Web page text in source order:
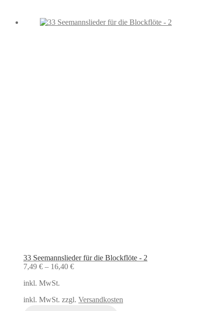
33 Seemannslieder für die Blockflöte - 2
7,49 € – 16,40 €
inkl. MwSt.
inkl. MwSt. zzgl. Versandkosten